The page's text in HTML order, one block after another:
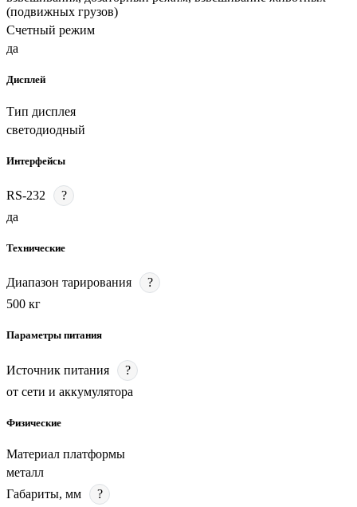
(подвижных грузов)
Счетный режим
да
Дисплей
Тип дисплея
светодиодный
Интерфейсы
RS-232
?
да
Технические
Диапазон тарирования
?
500 кг
Параметры питания
Источник питания
?
от сети и аккумулятора
Физические
Материал платформы
металл
Габариты, мм
?